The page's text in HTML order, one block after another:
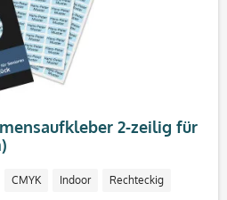
2-zeilig für
CMYK Indoor Rechteckig